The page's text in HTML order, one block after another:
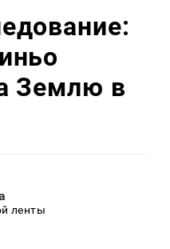
Землю в
ленты